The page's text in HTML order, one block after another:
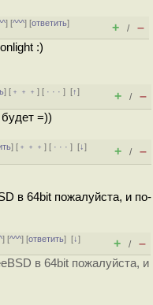
] [^^^] [ответить]
+ / –
:)
] [ ﹢﹢﹢] [ · · ·][↑]
+ / –
=))
] [ ﹢﹢﹢] [ · · ·][↓]
+ / –
в 64bit пожалуйста, и по-
] [^^^] [ответить][↓]
+ / –
в 64bit пожалуйста, и